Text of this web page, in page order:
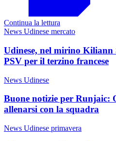
Continua la lettura
News Udinese mercato
Udinese, nel mirino
PSV per il terzino francese
News Udinese
Buone notizie per Runjaic:
allenarsi con la squadra
News Udinese primavera